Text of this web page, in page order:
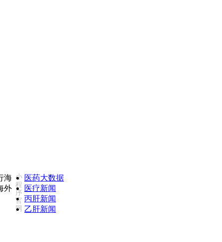
小
程
序
官
网
医药大数据
医疗新闻
丙肝新闻
乙肝新闻